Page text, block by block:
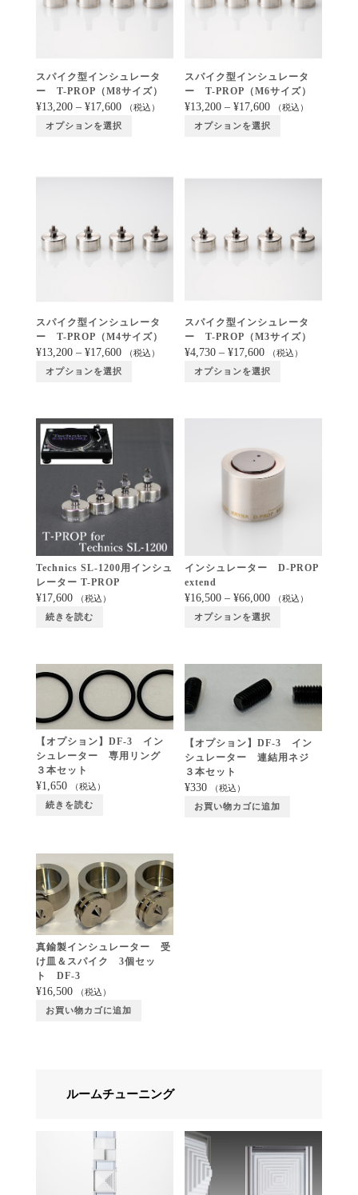
スパイク型インシュレータ
ー T-PROP（M8サイズ）
¥13,200– ¥17,600 （税込）
オプションを選択
スパイク型インシュレータ
ー T-PROP（M6サイズ）
¥13,200 –¥17,600 （税込）
オプションを選択
スパイク型インシュレータ
ー T-PROP（M4サイズ）
¥13,200– ¥17,600 （税込）
オプションを選択
スパイク型インシュレータ
ー T-PROP（M3サイズ）
¥4,730 –¥17,600 （税込）
オプションを選択
Technics SL-1200用インシュ
レーター T-PROP
¥17,600 （税込）
続きを読む
インシュレーター D-PROP
extend
¥16,500 –¥66,000 （税込）
オプションを選択
【オプション】DF-3 イン
シュレーター 専用リング
３本セット
¥1,650 （税込）
続きを読む
【オプション】DF-3 イン
シュレーター 連結用ネジ
３本セット
¥330 （税込）
お買い物カゴに追加
真鍮製インシュレーター 受
け皿＆スパイク 3個セッ
ト DF-3
¥16,500 （税込）
お買い物カゴに追加
ルームチューニング